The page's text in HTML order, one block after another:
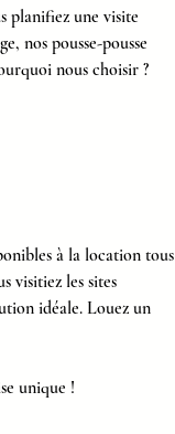
planifiez une visite
nos pousse-pousse
nous choisir ?
à la location tous
visitiez les sites
idéale. Louez un
unique !